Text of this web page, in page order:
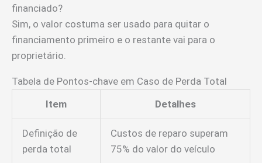
financiado?
Sim, o valor costuma ser usado para quitar o
financiamento primeiro e o restante vai para o
proprietário.
Tabela de Pontos-chave em Caso de Perda Total
Item
Detalhes
Definição de
perda total
Custos de reparo superam
75% do valor do veículo